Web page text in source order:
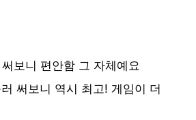
보니 편안함 그 자체예요
써보니 역시 최고! 게임이 더